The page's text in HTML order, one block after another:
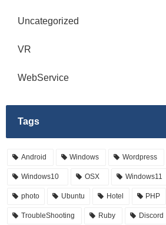
Uncategorized
VR
WebService
Tags
Android Windows Wordpress
Windows10 OSX Windows11
photo Ubuntu Hotel PHP
TroubleShooting Ruby Discord